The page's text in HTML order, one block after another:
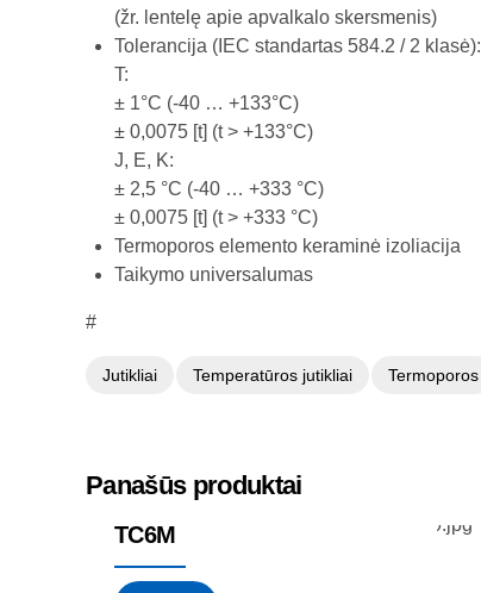
(žr. lentelę apie apvalkalo skersmenis)
Tolerancija (IEC standartas 584.2 / 2 klasė):
T:
± 1°C (-40 … +133°C)
± 0,0075 [t] (t > +133°C)
J, E, K:
± 2,5 °C (-40 … +333 °C)
± 0,0075 [t] (t > +333 °C)
Termoporos elemento keraminė izoliacija
Taikymo universalumas
#
Jutikliai Temperatūros jutikliai Termoporos
Panašūs produktai
Temperatūros jutikliai
TC6M